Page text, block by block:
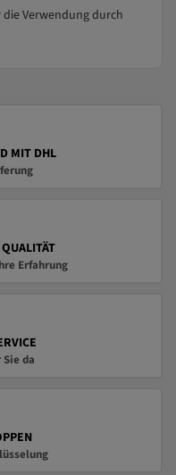
Verwendung durch
MIT DHL
Erfahrung
da